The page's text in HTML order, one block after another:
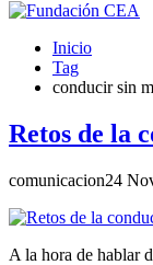
Inicio
Tag
conducir sin
Retos de la
comunicacion24
A la hora de hablar